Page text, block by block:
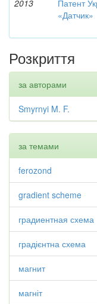
2013
Патент
«Датчик»
Розкриття
за авторами
Smyrnyi M. F.
за темами
ferozond
gradient scheme
градиентная схема
градієнтна схема
магнит
магніт